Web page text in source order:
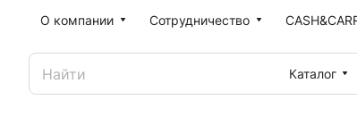
О компании Сотрудничество
Каталог